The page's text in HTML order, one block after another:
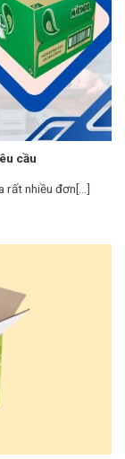
cầu
rất nhiều đơn[...]